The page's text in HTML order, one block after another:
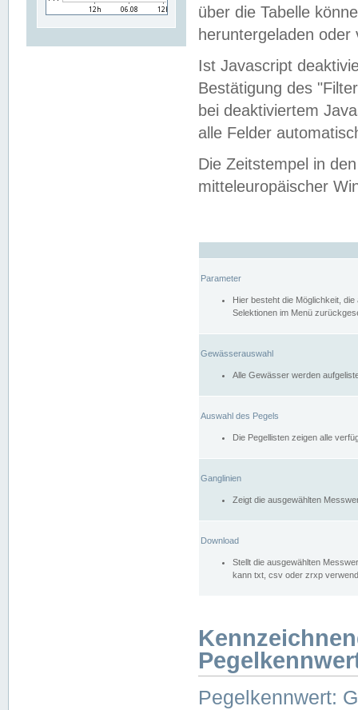
über die Tabelle
heruntergeladen oder
Ist Javascript
Bestätigung des
bei deaktiviertem
alle Felder
Die Zeitstempel in
mitteleuropäischer
Parameter
Hier besteht die Möglichkeit,
Selektionen im Menü
Gewässerauswahl
Alle Gewässer werden
Auswahl des Pegels
Die Pegellisten zeigen alle
Ganglinien
Zeigt die ausgewählten
Download
Stellt die ausgewählten
kann txt, csv oder zrxp
Pegelkennwert: